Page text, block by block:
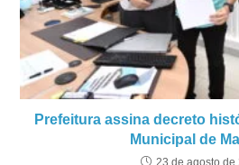
Prefeitura assina decreto
Municipal de
23 de agosto de